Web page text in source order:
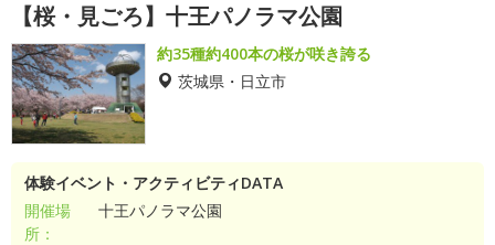
【桜・見ごろ】十王パノラマ公園
約35種約400本の桜が咲き誇る
茨城県・日立市
体験イベント・アクティビティDATA
開催場
所：
十王パノラマ公園